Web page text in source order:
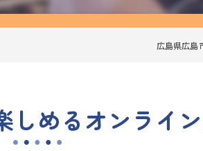
広島県広島
しめるオンライ